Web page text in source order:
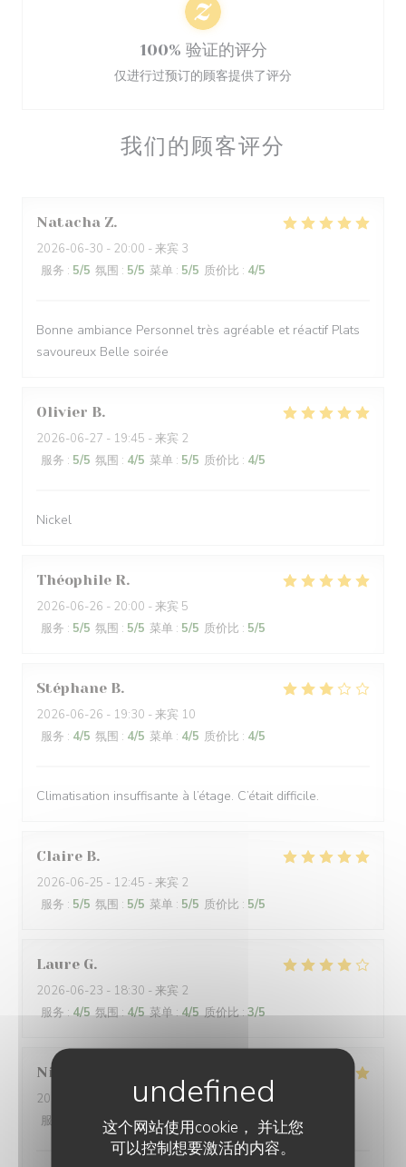
这个网站使用cookie， 并让您
可以控制想要激活的内容。
我们的顾客评分
Natacha Z
2026-06-30 - 20:00 - 来宾 3
服务 : 5/5 氛围 : 5/5 菜单 : 5/5 质价比 : 4/5
Bonne ambiance Personnel très agréable et réactif Plats
savoureux Belle soirée
Olivier B
2026-06-27 - 19:45 - 来宾 2
服务 : 5/5 氛围 : 4/5 菜单 : 5/5 质价比 : 4/5
Nickel
Théophile R
2026-06-26 - 20:00 - 来宾 5
服务 : 5/5 氛围 : 5/5 菜单 : 5/5 质价比 : 5/5
Stéphane B
2026-06-26 - 19:30 - 来宾 10
服务 : 4/5 氛围 : 4/5 菜单 : 4/5 质价比 : 4/5
Climatisation insuffisante à l’étage. C’était difficile.
Claire B
2026-06-25 - 12:45 - 来宾 2
服务 : 5/5 氛围 : 5/5 菜单 : 5/5 质价比 : 5/5
Laure G
2026-06-23 - 18:30 - 来宾 2
服务 :4/5 氛围:4/5 菜单:4/5 质价比:3/5
Nicolas
2026-06-23
- 12:45 - 来宾 2
服务
氛围:5 /5 菜单:5/5 质价比 /5
100% 验证的评分
仅进行过预订的顾客提供了评分